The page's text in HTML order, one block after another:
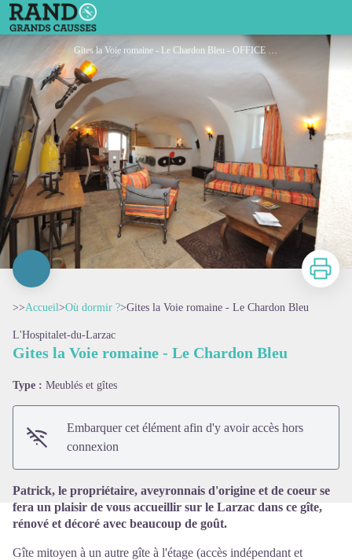
Gites la Voie romaine - Le Chardon Bleu
Gites la Voie romaine - Le Chardon Bleu - OFFICE DE TOURISME LARZAC VALLEES
Imprimer
>>Accueil>Où dormir ?>Gites la Voie romaine - Le Chardon Bleu
L'Hospitalet-du-Larzac
Gites la Voie romaine - Le Chardon Bleu
Type : Meublés et gîtes
Embarquer cet élément afin d'y avoir accès hors
connexion
Patrick, le propriétaire, aveyronnais d'origine et de coeur se
fera un plaisir de vous accueillir sur le Larzac dans ce gîte,
rénové et décoré avec beaucoup de goût.
Gîte mitoyen à un autre gîte à l'étage (accès indépendant et